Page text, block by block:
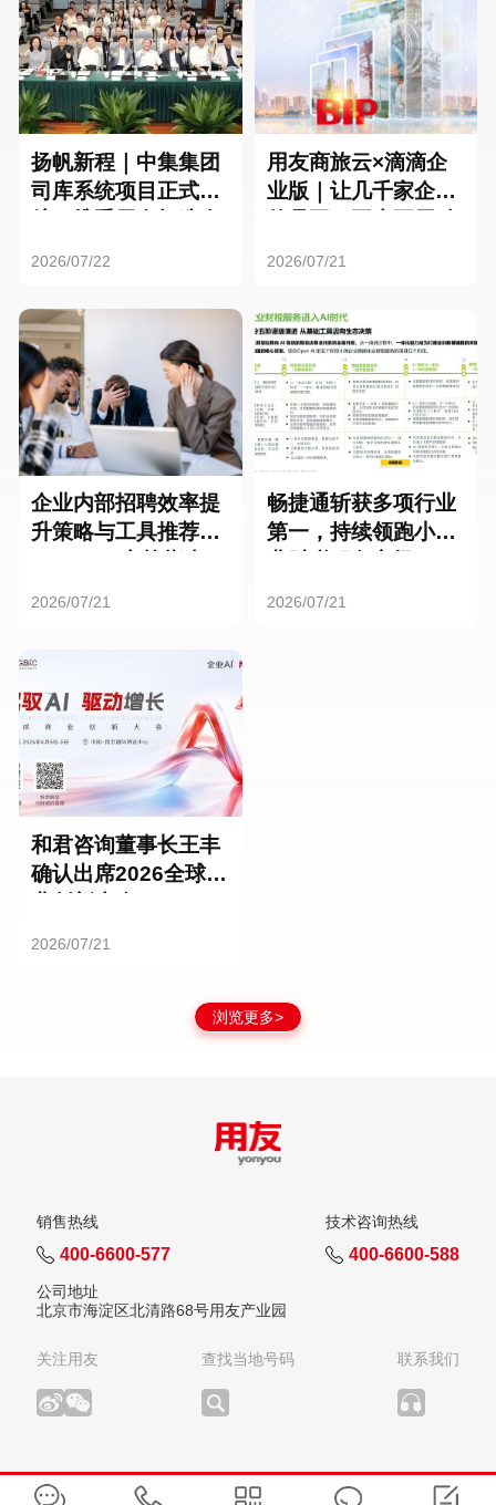
扬帆新程｜中集集团
司库系统项目正式启
2026/07/22
用友商旅云×滴滴企
业版｜让几千家企业
2026/07/21
企业内部招聘效率提
升策略与工具推荐：
2026/07/21
畅捷通斩获多项行业
第一，持续领跑小微
2026/07/21
和君咨询董事长王丰
确认出席2026全球商
2026/07/21
浏览更多>
销售热线
400-6600-577
技术咨询热线
400-6600-588
公司地址
北京市海淀区北清路68号用友产业园
关注用友 查找当地号码 联系我们
版权所有：用友网络科技股份有限公司